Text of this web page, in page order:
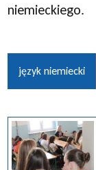
niemieckiego.
język niemiecki